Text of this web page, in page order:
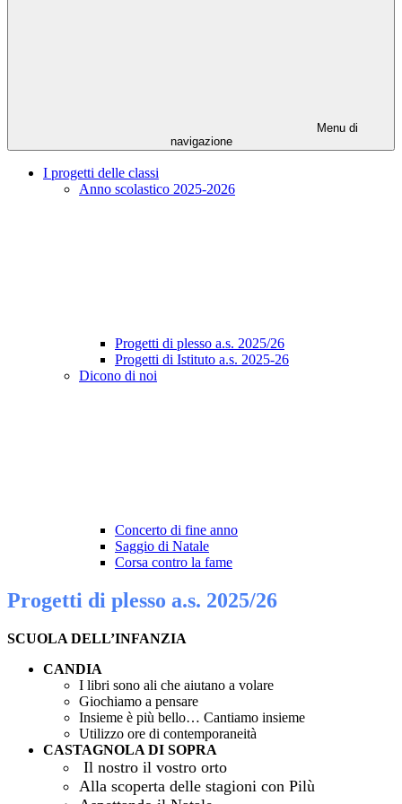
Menu di
navigazione
I progetti delle classi
Anno scolastico 2025-2026
Progetti di plesso a.s. 2025/26
Progetti di Istituto a.s. 2025-26
Dicono di noi
Concerto di fine anno
Saggio di Natale
Corsa contro la fame
Progetti di plesso a.s. 2025/26
SCUOLA DELL’INFANZIA
CANDIA
I libri sono ali che aiutano a volare
Giochiamo a pensare
Insieme è più bello… Cantiamo insieme
Utilizzo ore di contemporaneità
CASTAGNOLA DI SOPRA
Il nostro il vostro orto
Alla scoperta delle stagioni con Pilù